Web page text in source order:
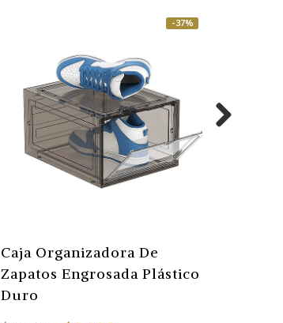
-37%
Caja Organizadora De
Zapatos Engrosada Plástico
Duro